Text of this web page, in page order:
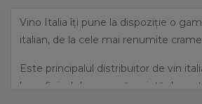
Vino Italia îți pune la dispoziție o
italian, de la cele mai renumite
Este principalul distribuitor de vin
beneficiind de o gamă variată de